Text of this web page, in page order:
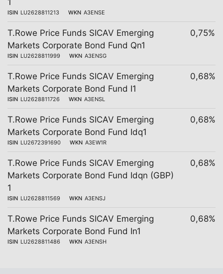
1
ISIN LU2628811213 WKN A3ENSE
T.Rowe Price Funds SICAV Emerging
Markets Corporate Bond Fund Qn1
ISIN LU2628811999 WKN A3ENSG
0,75%
T.Rowe Price Funds SICAV Emerging
Markets Corporate Bond Fund I1
ISIN LU2628811726 WKN A3ENSL
0,68%
T.Rowe Price Funds SICAV Emerging
Markets Corporate Bond Fund Idq1
ISIN LU2672391690 WKN A3EW1R
0,68%
T.Rowe Price Funds SICAV Emerging
Markets Corporate Bond Fund Idqn (GBP)
1
ISIN LU2628811569 WKN A3ENSJ
0,68%
T.Rowe Price Funds SICAV Emerging
Markets Corporate Bond Fund In1
ISIN LU2628811486 WKN A3ENSH
0,68%